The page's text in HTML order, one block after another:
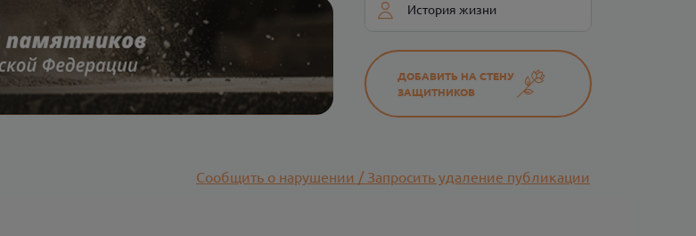
История жизни
ДОБАВИТЬ НА СТЕНУ
ЗАЩИТНИКОВ
Сообщить о нарушении / Запросить удаление публикации